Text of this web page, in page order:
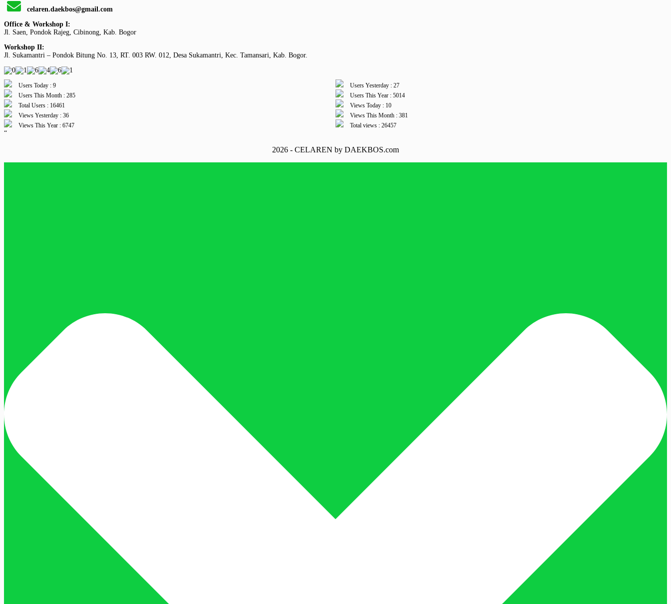
celaren.daekbos@gmail.com
Office & Workshop I:
Jl. Saen, Pondok Rajeg, Cibinong, Kab. Bogor
Workshop II:
Jl. Sukamantri – Pondok Bitung No. 13, RT. 003 RW. 012, Desa Sukamantri, Kec. Tamansari, Kab. Bogor.
Users Today : 9
Users Yesterday : 27
Users This Month : 285
Users This Year : 5014
Total Users : 16461
Views Today : 10
Views Yesterday : 36
Views This Month : 381
Views This Year : 6747
Total views : 26457
“
2026 - CELAREN by DAEKBOS.com